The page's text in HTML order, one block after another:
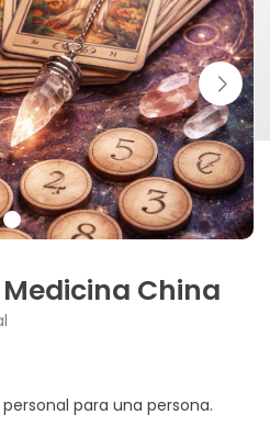
China
para una persona.